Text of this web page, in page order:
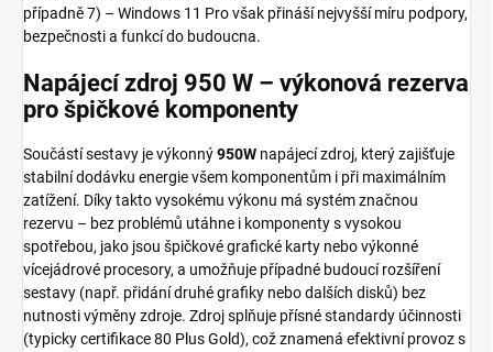
případně 7) – Windows 11 Pro však přináší nejvyšší míru podpory,
bezpečnosti a funkcí do budoucna.
Napájecí zdroj 950 W – výkonová rezerva
pro špičkové komponenty
Součástí sestavy je výkonný950W napájecí zdroj, který zajišťuje
stabilní dodávku energie všem komponentům i při maximálním
zatížení. Díky takto vysokému výkonu má systém značnou
rezervu – bez problémů utáhne i komponenty s vysokou
spotřebou, jako jsou špičkové grafické karty nebo výkonné
vícejádrové procesory, a umožňuje případné budoucí rozšíření
sestavy (např. přidání druhé grafiky nebo dalších disků) bez
nutnosti výměny zdroje. Zdroj splňuje přísné standardy účinnosti
(typicky certifikace 80 Plus Gold), což znamená efektivní provoz s